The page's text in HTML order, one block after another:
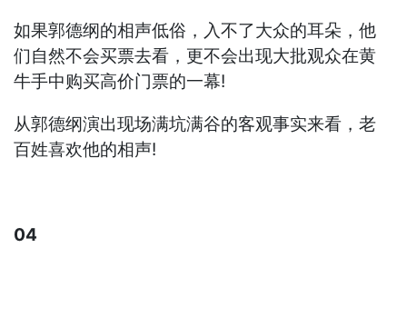
如果郭德纲的相声低俗，入不了大众的耳朵，他
们自然不会买票去看，更不会出现大批观众在黄
牛手中购买高价门票的一幕!
从郭德纲演出现场满坑满谷的客观事实来看，老
百姓喜欢他的相声!
04